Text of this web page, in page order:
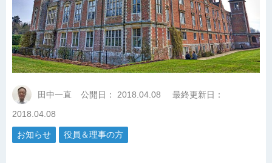
田中一直 公開日： 2018.04.08
最終更新日：
2018.04.08
お知らせ 役員＆理事の方